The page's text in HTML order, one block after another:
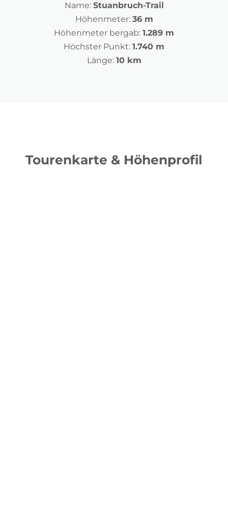
Name: Stuanbruch-Trail
Höhenmeter: 36 m
Höhenmeter bergab: 1.289 m
Höchster Punkt: 1.740 m
Länge: 10 km
Tourenkarte & Höhenprofil